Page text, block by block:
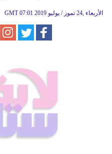
GMT 07:01 2019 الأربعاء ,24 تموز / يوليو